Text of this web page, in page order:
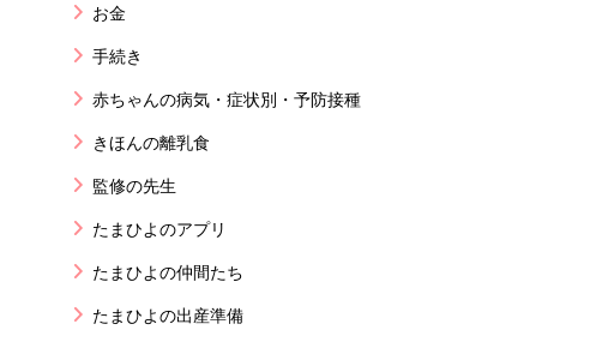
お金
手続き
赤ちゃんの病気・症状別・予防接種
きほんの離乳食
監修の先生
たまひよのアプリ
たまひよの仲間たち
たまひよの出産準備